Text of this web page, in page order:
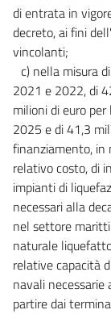
di entrata in
decreto, ai fini
vincolanti;
c) nella misura
2021 e 2022, di
milioni di euro
2025 e di 41,3
finanziamento, in
relativo costo, di
impianti di
necessari alla
nel settore
naturale
relative capacità
navali
partire dai